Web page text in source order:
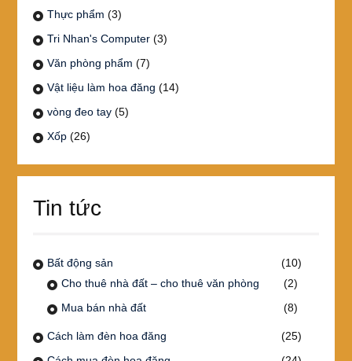
Thực phẩm (3)
Tri Nhan's Computer (3)
Văn phòng phẩm (7)
Vật liệu làm hoa đăng (14)
vòng đeo tay (5)
Xốp (26)
Tin tức
Bất động sản
(10)
Cho thuê nhà đất – cho thuê văn phòng
(2)
Mua bán nhà đất
(8)
Cách làm đèn hoa đăng
(25)